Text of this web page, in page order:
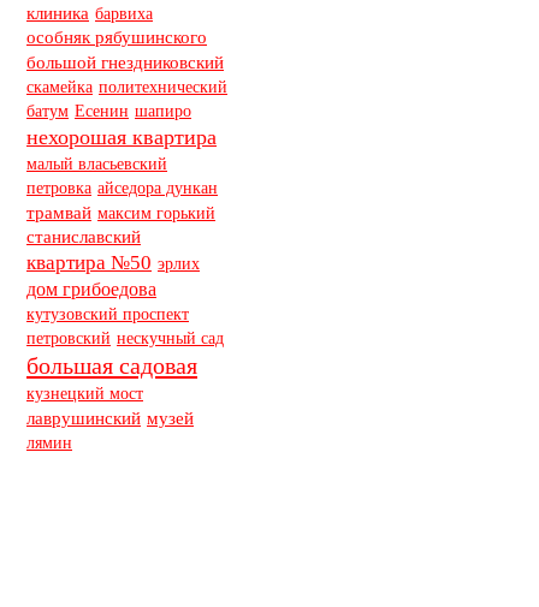
клиника барвиха
особняк рябушинского
большой гнездниковский
скамейка политехнический
батум Есенин шапиро
нехорошая квартира
малый власьевский
петровка айседора дункан
трамвай максим горький
станиславский
квартира №50 эрлих
дом грибоедова
кутузовский проспект
петровский нескучный сад
большая садовая
кузнецкий мост
лаврушинский музей
лямин